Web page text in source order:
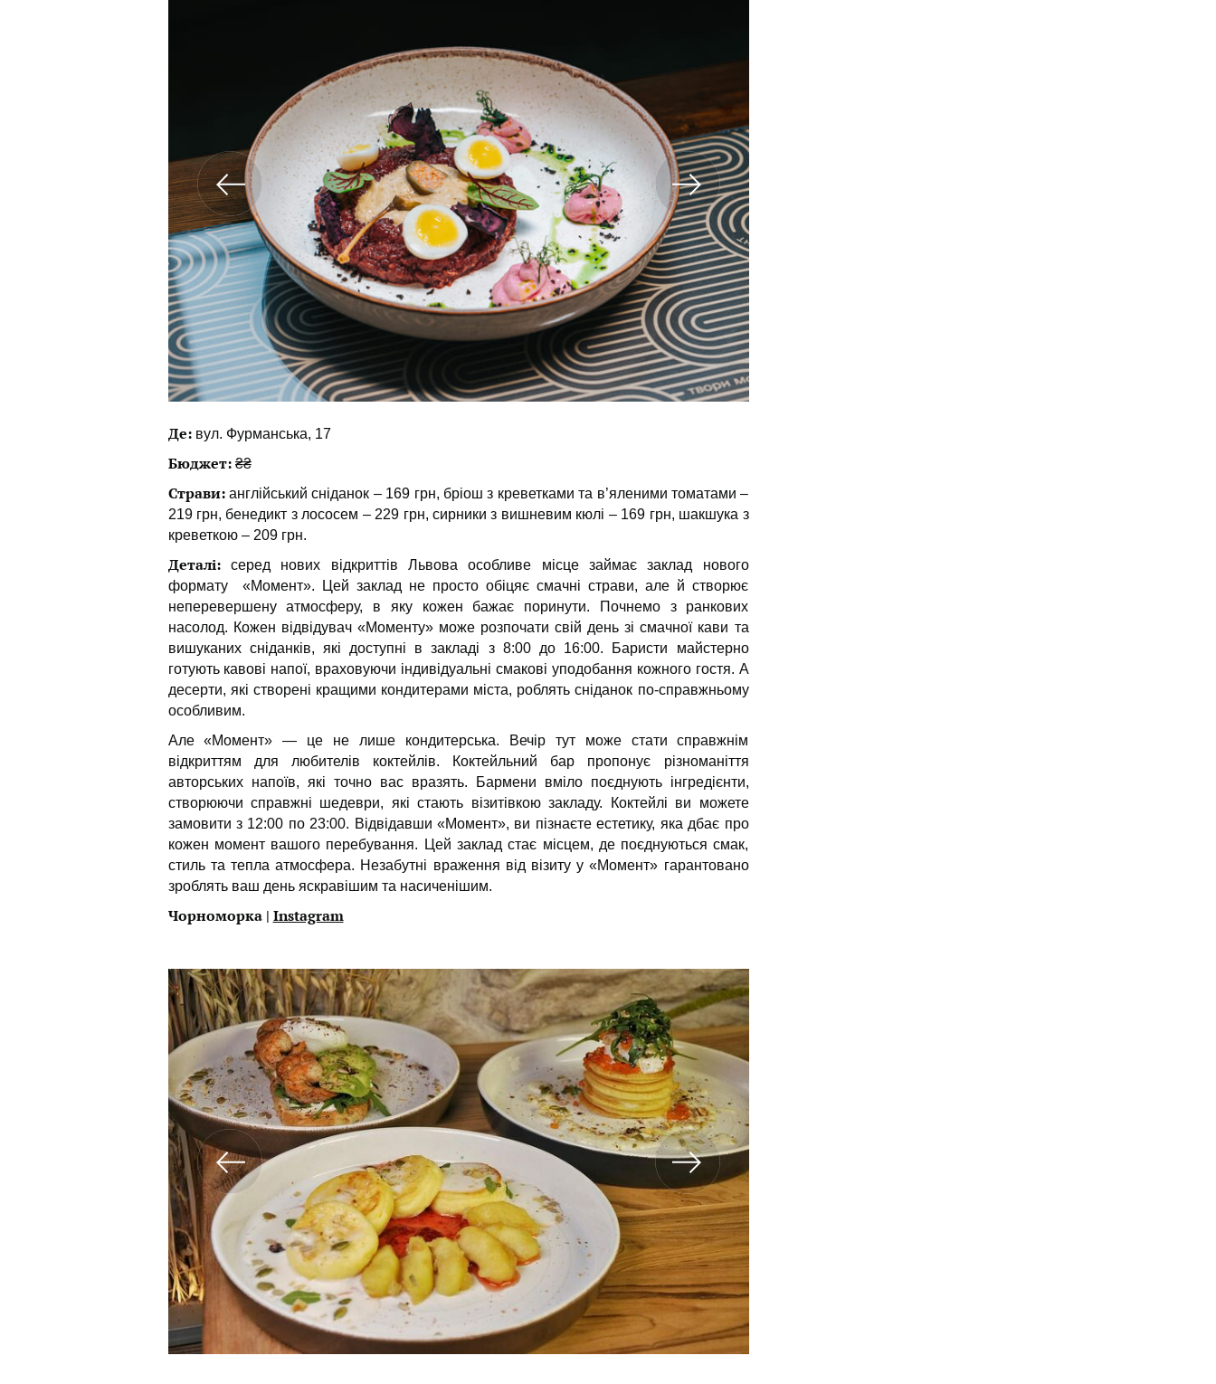
Де:вул. Фурманська, 17
Бюджет:₴₴
Страви:англійський сніданок – 169 грн, бріош з креветками та в’яленими томатами –
219 грн, бенедикт з лососем – 229 грн, сирники з вишневим кюлі – 169 грн, шакшука з
креветкою – 209 грн.
Деталі:серед нових відкриттів Львова особливе місце займає заклад нового
формату «Момент». Цей заклад не просто обіцяє смачні страви, але й створює
неперевершену атмосферу, в яку кожен бажає поринути. Почнемо з ранкових
насолод. Кожен відвідувач «Моменту» може розпочати свій день зі смачної кави та
вишуканих сніданків, які доступні в закладі з 8:00 до 16:00. Баристи майстерно
готують кавові напої, враховуючи індивідуальні смакові уподобання кожного гостя. А
десерти, які створені кращими кондитерами міста, роблять сніданок по-справжньому
особливим.
Але «Момент» — це не лише кондитерська. Вечір тут може стати справжнім
відкриттям для любителів коктейлів. Коктейльний бар пропонує різноманіття
авторських напоїв, які точно вас вразять. Бармени вміло поєднують інгредієнти,
створюючи справжні шедеври, які стають візитівкою закладу. Коктейлі ви можете
замовити з 12:00 по 23:00. Відвідавши «Момент», ви пізнаєте естетику, яка дбає про
кожен момент вашого перебування. Цей заклад стає місцем, де поєднуються смак,
стиль та тепла атмосфера. Незабутні враження від візиту у «Момент» гарантовано
зроблять ваш день яскравішим та насиченішим.
Чорноморка | Instagram